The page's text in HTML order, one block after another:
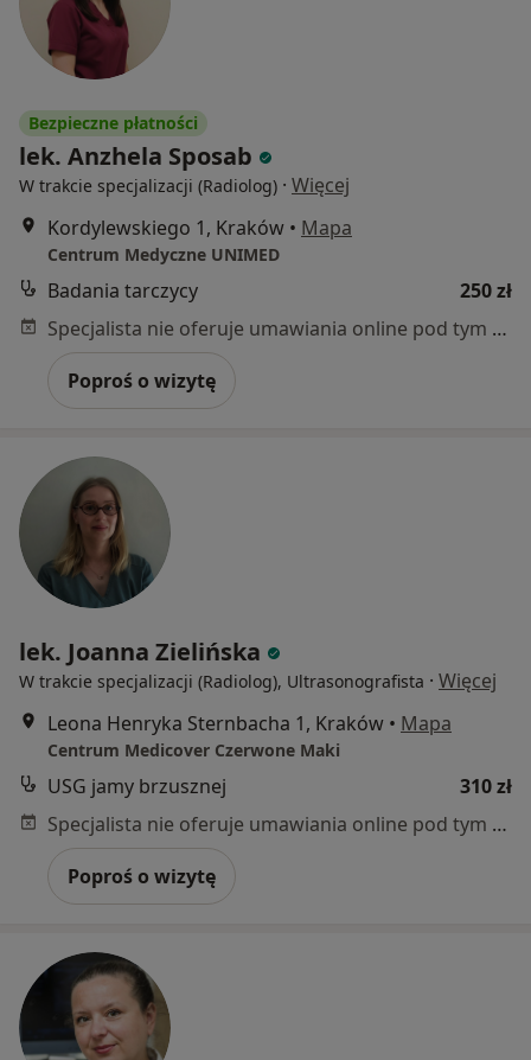
Bezpieczne płatności
lek. Anzhela Sposab
W trakcie specjalizacji (Radiolog) · Więcej
Kordylewskiego 1, Kraków • Mapa
Centrum Medyczne UNIMED
Badania tarczycy
250 zł
Specjalista nie oferuje umawiania online pod tym adresem.
Poproś o wizytę
lek. Joanna Zielińska
W trakcie specjalizacji (Radiolog), Ultrasonografista · Więcej
Leona Henryka Sternbacha 1, Kraków • Mapa
Centrum Medicover Czerwone Maki
USG jamy brzusznej
310 zł
Specjalista nie oferuje umawiania online pod tym adresem.
Poproś o wizytę